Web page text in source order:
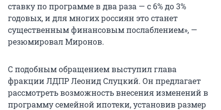
ставку по программе в два раза — с 6% до 3%
годовых, и для многих россиян это станет
существенным финансовым послаблением», —
резюмировал Миронов.
С подобным обращением выступил глава
фракции ЛДПР Леонид Слуцкий. Он предлагает
рассмотреть возможность внесения изменений в
программу семейной ипотеки, установив размер